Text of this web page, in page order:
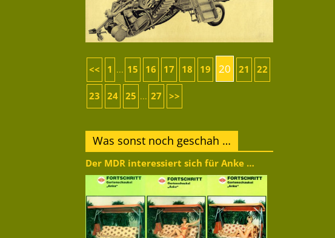
<< 1 ... 15 16 17 18 19 20 21 22
23 24 25 ... 27 >>
Was sonst noch geschah …
Der MDR interessiert sich für Anke …